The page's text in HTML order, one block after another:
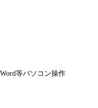
等パソコン操作